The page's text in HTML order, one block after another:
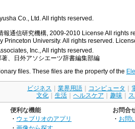
Co., Ltd. All rights reserved.
報通信研究機構, 2009-2010 License All rights
Princeton University. All rights reserved.
Inc., All rights reserved.
著、日外アソシエーツ辞書編集部編
files. These files are the property of the
ビジネス 業界用語 コンピュータ
文化
生活 ヘルスケア 趣味
便利な機能
・ ウェブリオのアプリ
・ 画像から探す
お問合
・ お問